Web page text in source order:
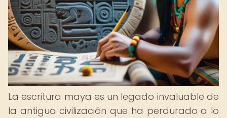
La escritura maya es un legado invaluable de
la antigua civilización que ha perdurado a lo